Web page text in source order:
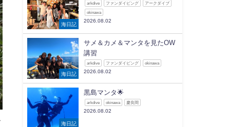
海日記
arkdive ファンダイビング アークダイブ
okinawa
2026.08.02
海日記
サメ＆カメ＆マンタを見たOW
講習
arkdive ファンダイビング okinawa
2026.08.02
海日記
黒島マンタ🌟
arkdive okinawa 慶良間
2026.08.02